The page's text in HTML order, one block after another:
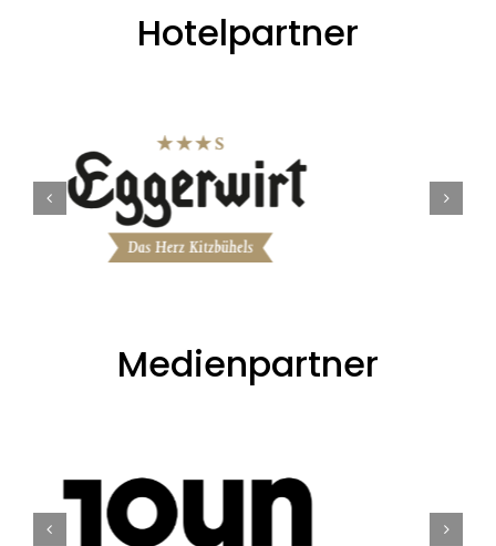
Hotelpartner
Medienpartner